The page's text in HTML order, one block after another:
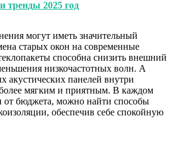
тренды 2025 год
могут иметь значительный
старых окон на современные
способна снизить внешний
низкочастотных волн. А
акустических панелей внутри
более мягким и приятным. В каждом
от бюджета, можно найти способы
обеспечив себе спокойную